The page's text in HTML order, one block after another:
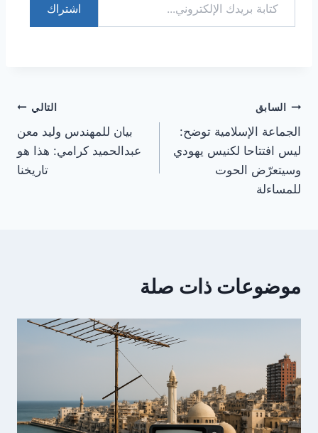
اشتراك
تصفّح
المقالات
السابق
الجماعة الإسلامية توضح:
ليس افتتاحا لكنيس يهودي
وسيتعرّض الحوت
للمساءلة
التالي
بيان للمهندس وليد معن
عبدالحميد كرامي: هذا هو
تاريخنا
موضوعات ذات صلة